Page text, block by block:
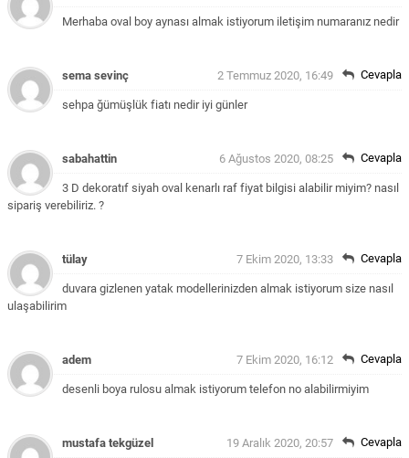
Merhaba oval boy aynası almak istiyorum iletişim numaranız nedir
sema sevinç 2 Temmuz 2020, 16:49
sehpa ğümüşlük fiatı nedir iyi günler
Cevapla
sabahattin 6 Ağustos 2020, 08:25
3 D dekoratıf siyah oval kenarlı raf fiyat bilgisi alabilir miyim? nasıl
sipariş verebiliriz. ?
Cevapla
tülay 7 Ekim 2020, 13:33
duvara gizlenen yatak modellerinizden almak istiyorum size nasıl
ulaşabilirim
Cevapla
adem 7 Ekim 2020, 16:12
desenli boya rulosu almak istiyorum telefon no alabilirmiyim
Cevapla
mustafa tekgüzel 19 Aralık 2020, 20:57 Cevapla